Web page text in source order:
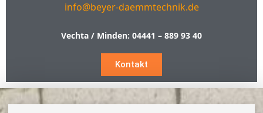
info@beyer-daemmtechnik.de
Vechta / Minden: 04441 – 889 93 40
Kontakt